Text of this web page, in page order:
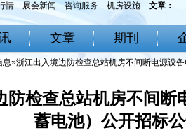
情 展会新闻 咨询服务 机房设施 文章：
文章 期刊
息»浙江出入境边防检查总站机房不间断电源设
防检查总站机房不间断
蓄电池）公开招标